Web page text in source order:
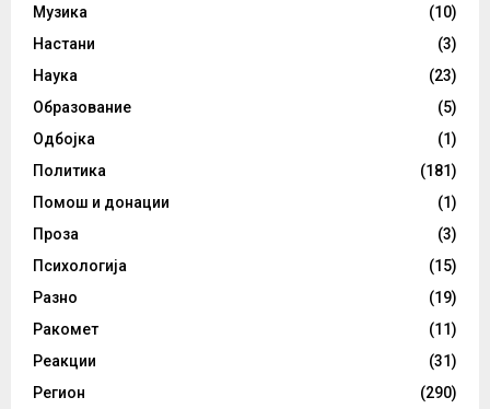
Музика
(10)
Настани
(3)
Наука
(23)
Образование
(5)
Одбојка
(1)
Политика
(181)
Помош и донации
(1)
Проза
(3)
Психологија
(15)
Разно
(19)
Ракомет
(11)
Реакции
(31)
Регион
(290)